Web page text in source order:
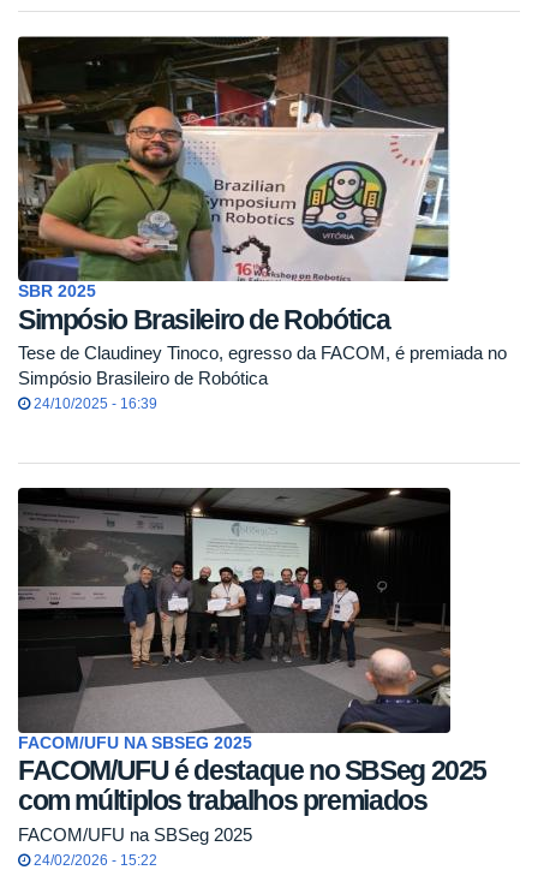
SBR 2025
Simpósio Brasileiro de Robótica
Tese de Claudiney Tinoco, egresso da FACOM, é premiada no
Simpósio Brasileiro de Robótica
24/10/2025 - 16:39
FACOM/UFU NA SBSEG 2025
FACOM/UFU é destaque no SBSeg 2025
com múltiplos trabalhos premiados
FACOM/UFU na SBSeg 2025
24/02/2026 - 15:22